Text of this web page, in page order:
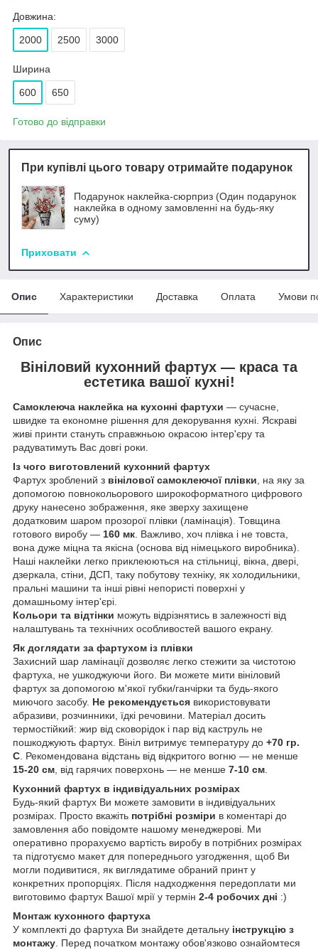
Довжина:
2000 2500 3000
Ширина
600 650
Готово до відправки
При купівлі цього товару отримайте подарунок
Подарунок наклейка-сюрприз (Один подарунок
наклейка в одному замовленні на будь-яку
суму)
Приховати
Опис Характеристики Доставка Оплата Умови
Опис
Вініловий кухонний фартух — краса та
естетика вашої кухні!
Самоклеюча наклейка на кухонні фартухи — сучасне,
швидке та економне рішення для декорування кухні. Яскраві
живі принти стануть справжньою окрасою інтер'єру та
радуватимуть Вас довгі роки.
Із чого виготовлений кухонний фартух
Фартух зроблений з вінілової самоклеючої плівки, на яку за
допомогою повнокольорового широкоформатного цифрового
друку нанесено зображення, яке зверху захищене
додатковим шаром прозорої плівки (ламінація). Товщина
готового виробу — 160 мк. Важливо, хоч плівка і не товста,
вона дуже міцна та якісна (основа від німецького виробника).
Наші наклейки легко приклеюються на стільниці, вікна, двері,
дзеркала, стіни, ДСП, таку побутову техніку, як холодильники,
пральні машини та інші рівні непористі поверхні у
домашньому інтер'єрі.
Кольори та відтінки можуть відрізнятись в залежності від
налаштувань та технічних особливостей вашого екрану.
Як доглядати за фартухом із плівки
Захисний шар ламінації дозволяє легко стежити за чистотою
фартуха, не ушкоджуючи його. Ви можете мити вініловий
фартух за допомогою м'якої губки/ганчірки та будь-якого
миючого засобу. Не рекомендується використовувати
абразиви, розчинники, їдкі речовини. Матеріал досить
термостійкий: жир від сковорідок і пар від каструль не
пошкоджують фартух. Вініл витримує температуру до +70 гр.
С. Рекомендована відстань від відкритого вогню — не менше
15-20 см, від гарячих поверхонь — не менше 7-10 см.
Кухонний фартух в індивідуальних розмірах
Будь-який фартух Ви можете замовити в індивідуальних
розмірах. Просто вкажіть потрібні розміри в коментарі до
замовлення або повідомте нашому менеджерові. Ми
оперативно прорахуємо вартість виробу в потрібних розмірах
та підготуємо макет для попереднього узгодження, щоб Ви
могли подивитися, як виглядатиме обраний принт у
конкретних пропорціях. Після надходження передоплати ми
виготовимо фартух Вашої мрії у термін 2-4 робочих дні :)
Монтаж кухонного фартуха
У комплекті до фартуха Ви знайдете детальну інструкцію з
монтажу. Перед початком монтажу обов'язково ознайомтеся